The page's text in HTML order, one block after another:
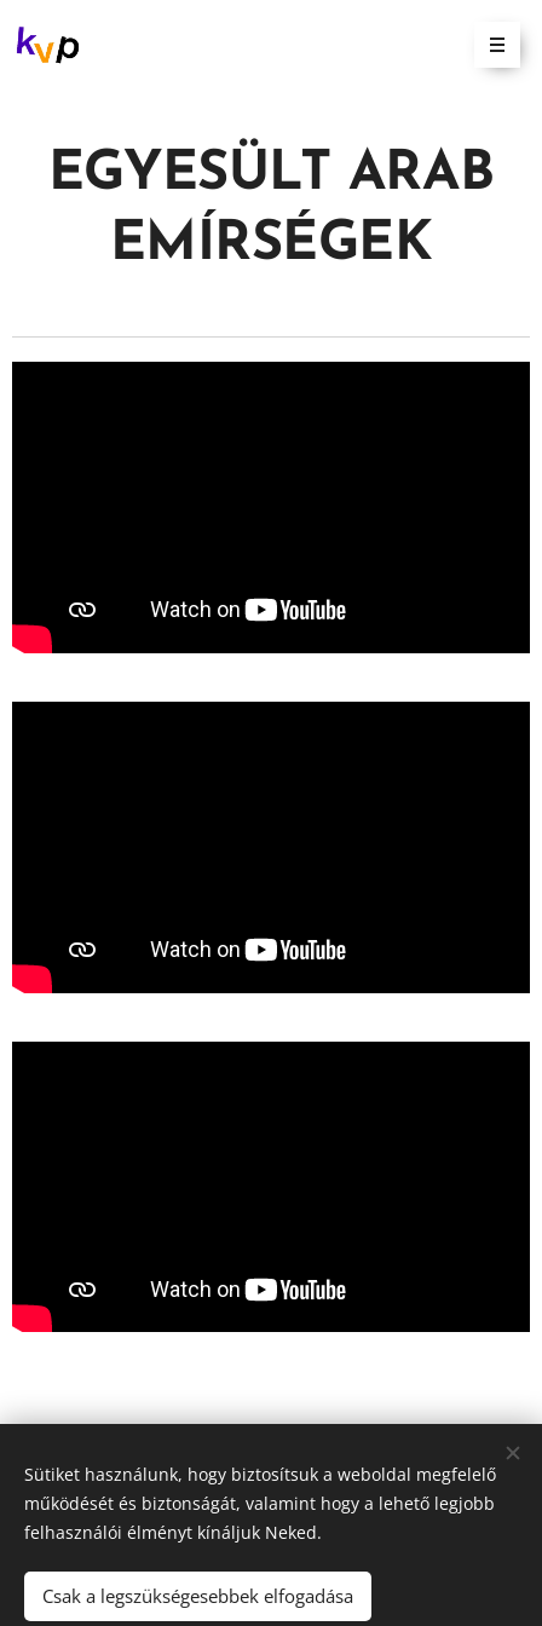
EGYESÜLT ARAB
EMÍRSÉGEK
Kapcsolatfelvétel
E-mail
dora@kalandvagybol.hu
Sütiket használunk, hogy biztosítsuk a weboldal megfelelő
működését és biztonságát, valamint hogy a lehető legjobb
felhasználói élményt kínáljuk Neked.
Csak a legszükségesebbek elfogadása